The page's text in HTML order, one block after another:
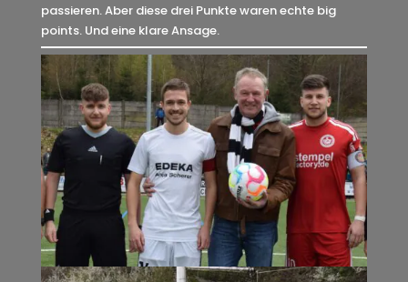
passieren. Aber diese drei Punkte waren echte big
points. Und eine klare Ansage.